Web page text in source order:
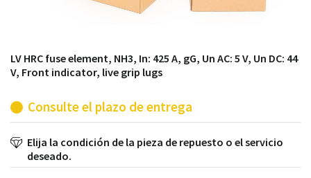
LV HRC fuse element, NH3, In: 425 A, gG, Un AC: 5 V, Un DC: 44
V, Front indicator, live grip lugs
Consulte el plazo de entrega
Elija la condición de la pieza de repuesto o el servicio
deseado.